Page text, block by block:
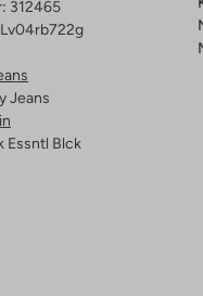
312465
Lv04rb722g
Jeans
Essntl Blck